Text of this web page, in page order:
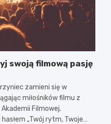
swoją filmową pasję
zamieni się w
miłośników filmu z
Filmowej.
„Twój rytm, Twoje…